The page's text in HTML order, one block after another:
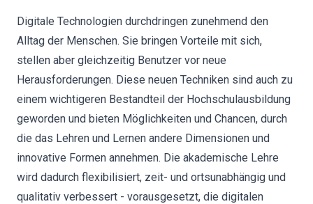
Digitale Technologien durchdringen zunehmend den
Alltag der Menschen. Sie bringen Vorteile mit sich,
stellen aber gleichzeitig Benutzer vor neue
Herausforderungen. Diese neuen Techniken sind auch zu
einem wichtigeren Bestandteil der Hochschulausbildung
geworden und bieten Möglichkeiten und Chancen, durch
die das Lehren und Lernen andere Dimensionen und
innovative Formen annehmen. Die akademische Lehre
wird dadurch flexibilisiert, zeit- und ortsunabhängig und
qualitativ verbessert - vorausgesetzt, die digitalen